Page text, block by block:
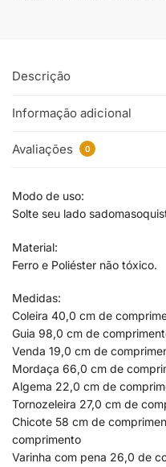
Descrição
Informação adicional
Avaliações 0
Modo de uso:
Solte seu lado
Material:
Ferro e Poliéster não tóxico.
Medidas:
Coleira 40,0 cm de
Guia 98,0 cm de
Venda 19,0 cm de
Mordaça 66,0 cm de
Algema 22,0 cm de
Tornozeleira 27,0 cm de
Chicote 58 cm de
comprimento
Varinha com pena 26,0 de